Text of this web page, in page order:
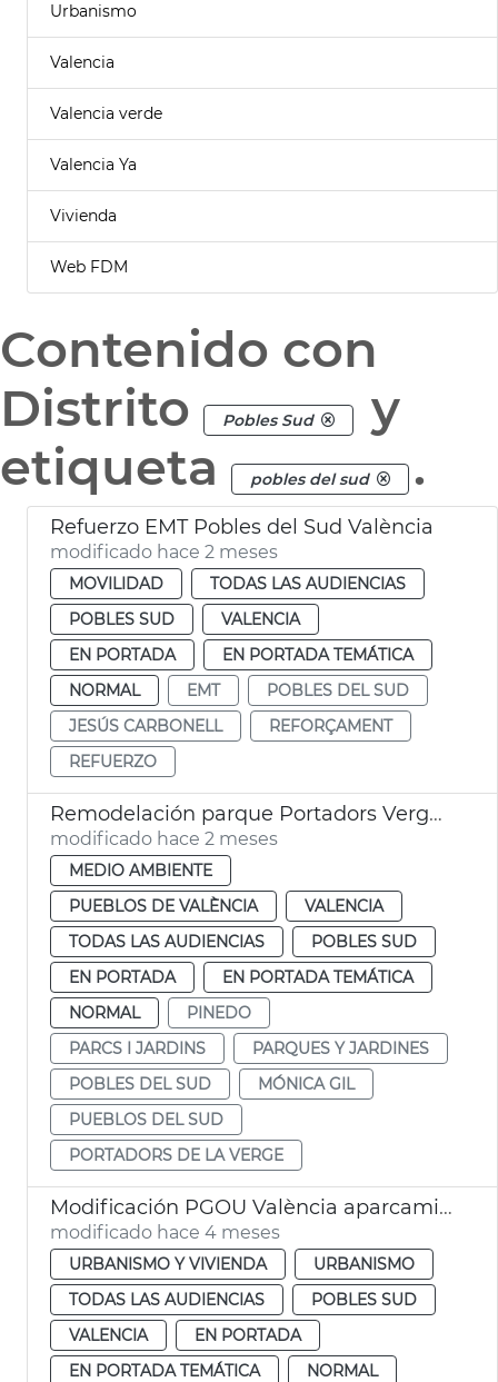
Urbanismo
Valencia
Valencia verde
Valencia Ya
Vivienda
Web FDM
Contenido con
Distrito
Pobles Sud
y
etiqueta
pobles del sud .
Refuerzo EMT Pobles del Sud València
modificado hace 2 meses
MOVILIDAD
TODAS LAS AUDIENCIAS
POBLES SUD
VALENCIA
EN PORTADA
EN PORTADA TEMÁTICA
NORMAL
EMT
POBLES DEL SUD
JESÚS CARBONELL
REFORÇAMENT
REFUERZO
Remodelación parque Portadors Verge Pinedo
modificado hace 2 meses
MEDIO AMBIENTE
PUEBLOS DE VALÈNCIA
VALENCIA
TODAS LAS AUDIENCIAS
POBLES SUD
EN PORTADA
EN PORTADA TEMÁTICA
NORMAL
PINEDO
PARCS I JARDINS
PARQUES Y JARDINES
POBLES DEL SUD
MÓNICA GIL
PUEBLOS DEL SUD
PORTADORS DE LA VERGE
Modificación PGOU València aparcamientos altura la Torre
modificado hace 4 meses
URBANISMO Y VIVIENDA
URBANISMO
TODAS LAS AUDIENCIAS
POBLES SUD
VALENCIA
EN PORTADA
EN PORTADA TEMÁTICA
NORMAL